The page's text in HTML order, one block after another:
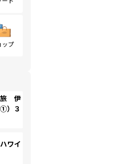
ップ
旅 伊
）３
ワイ